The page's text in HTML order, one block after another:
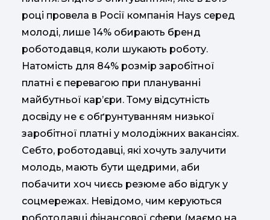
році провела в Росії компанія Hаys серед
молоді, лише 14% обирають бренд
роботодавця, коли шукають роботу.
Натомість для 84% розмір заробітної
платні є перевагою при плануванні
майбутньої кар’єри. Тому відсутність
досвіду не є обґрунтуванням низької
заробітної платні у молодіжних вакансіях.
Себто, роботодавці, які хочуть залучити
молодь, мають бути щедрими, аби
побачити хоч чиєсь резюме або відгук у
соцмережах. Невідомо, чим керуються